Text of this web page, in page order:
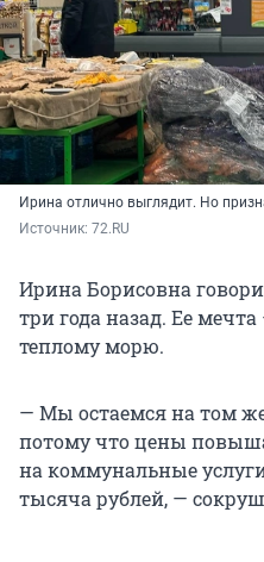
Ирина отлично выглядит. Но
Источник: 72.RU
Ирина Борисовна
три года назад. Ее
теплому морю.
— Мы остаемся на том
потому что цены
на коммунальные
тысяча рублей, —